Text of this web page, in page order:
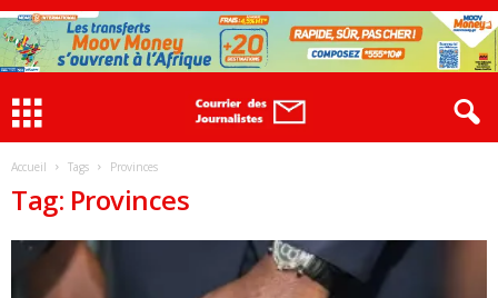
Accueil Tags Provinces
Tag: Provinces